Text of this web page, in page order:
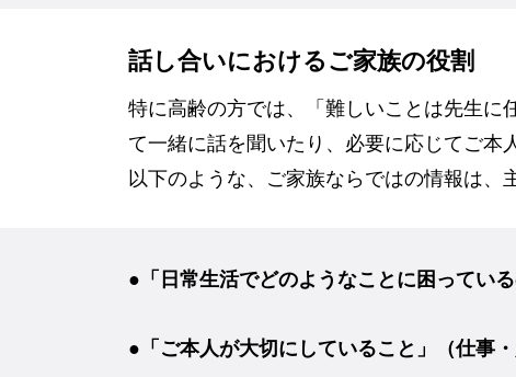
話し合いにおけるご家族の役割
特に高齢の方では、「難しいことは先生
て一緒に話を聞いたり、必要に応じてご本
以下のような、ご家族ならではの情報は、
●「日常生活でどのようなことに困っている
●「ご本人が大切にしていること」（仕事